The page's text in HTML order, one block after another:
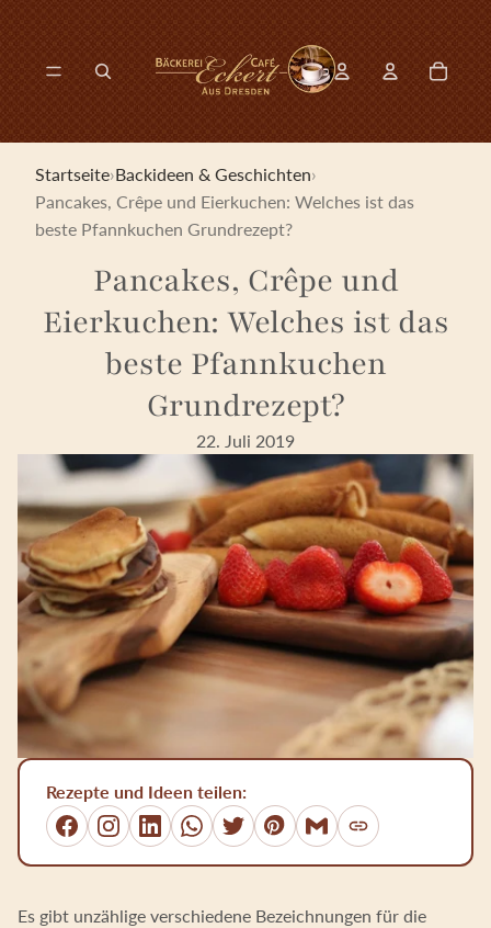
Modal suchen öffnen
Konto-Drop-
Startseite›Backideen & Geschichten›
Pancakes, Crêpe und Eierkuchen: Welches ist das
beste Pfannkuchen Grundrezept?
Pancakes, Crêpe und
Eierkuchen: Welches ist das
beste Pfannkuchen
Grundrezept?
22. Juli 2019
Rezepte und Ideen teilen:
FacebookInstagramLinkedInWhatsApp
TwitterPinterestE-MailLink kopieren
Es gibt unzählige verschiedene Bezeichnungen für die